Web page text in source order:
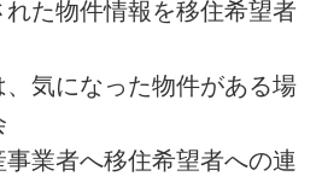
た物件情報を移住希望者
気になった物件がある場
業者へ移住希望者への連